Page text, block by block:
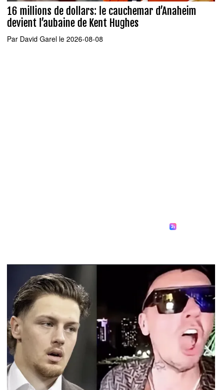
16 millions de dollars: le cauchemar d’Anaheim
devient l’aubaine de Kent Hughes
Par David Garel le 2026-08-08